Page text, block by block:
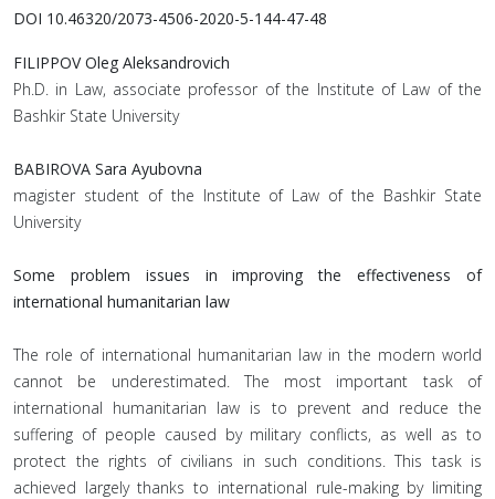
DOI 10.46320/2073-4506-2020-5-144-47-48
FILIPPOV Oleg Aleksandrovich
Ph.D. in Law, associate professor of the Institute of Law of the
Bashkir State University
BABIROVA Sara Ayubovna
magister student of the Institute of Law of the Bashkir State
University
Some problem issues in improving the effectiveness of
international humanitarian law
The role of international humanitarian law in the modern world
cannot be underestimated. The most important task of
international humanitarian law is to prevent and reduce the
suffering of people caused by military conflicts, as well as to
protect the rights of civilians in such conditions. This task is
achieved largely thanks to international rule-making by limiting